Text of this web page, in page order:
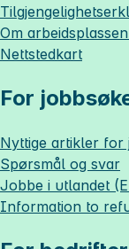
Om
Nettstedkart
For
Nyttige artikler for
Spørsmål og svar
Jobbe i utlandet
Information to